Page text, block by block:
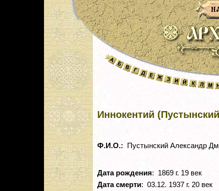
Иннокентий
Ф.И.О.: Пустынский Александр
Дата рождения: 1869 г. 19 век
Дата смерти: 03.12. 1937 г. 20 век